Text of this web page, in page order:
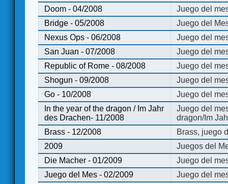
Doom - 04/2008
Juego del
Bridge - 05/2008
Juego del
Nexus Ops - 06/2008
Juego del
San Juan - 07/2008
Juego del
Republic of Rome - 08/2008
Juego del
Shogun - 09/2008
Juego del
Go - 10/2008
Juego del
In the year of the dragon / Im Jahr
des Drachen- 11/2008
Juego del
dragon/Im
Brass - 12/2008
Brass, juego
2009
Juegos del
Die Macher - 01/2009
Juego del
Juego del Mes - 02/2009
Juego del